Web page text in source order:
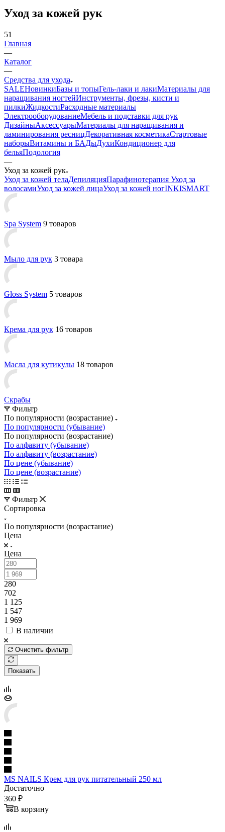
Уход за кожей рук
51
Главная
—
Каталог
—
Средства для ухода
SALEНовинкиБазы и топыГель-лаки и лакиМатериалы для
наращивания ногтейИнструменты, фрезы, кисти и
пилкиЖидкостиРасходные материалы
ЭлектрооборудованиеМебель и подставки для рук
ДизайныАксессуарыМатериалы для наращивания и
ламинирования ресницДекоративная косметикаСтартовые
наборыВитамины и БАДыДухиКондиционер для
бельяПодология
—
Уход за кожей рук
Уход за кожей телаДепиляцияПарафинотерапия Уход за
волосамиУход за кожей лицаУход за кожей ногINKISMART
Spa System 9 товаров
Мыло для рук 3 товара
Gloss System 5 товаров
Крема для рук 16 товаров
Масла для кутикулы 18 товаров
Скрабы
Фильтр
По популярности (возрастание)
По популярности (убывание)
По популярности (возрастание)
По алфавиту (убывание)
По алфавиту (возрастание)
По цене (убывание)
По цене (возрастание)
Фильтр
Сортировка
По популярности (возрастание)
Цена
Цена
280
702
1 125
1 547
1 969
В наличии
Очистить фильтр
Показать
MS NAILS Крем для рук питательный 250 мл
Достаточно
360 ₽
В корзину